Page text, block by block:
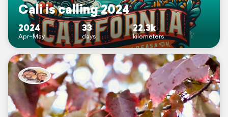
Cali is calling 2024
2024
Apr–May
33
days
22.3k
kilometers